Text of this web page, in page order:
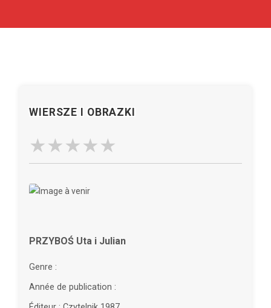
WIERSZE I OBRAZKI
PRZYBOŚ Uta i Julian
Genre :
Année de publication :